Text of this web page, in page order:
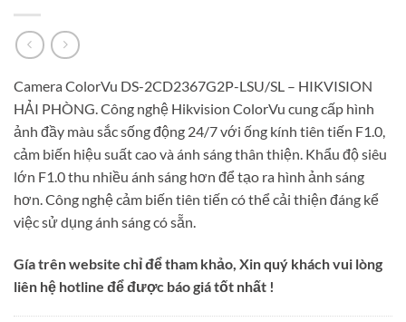
Camera ColorVu DS-2CD2367G2P-LSU/SL – HIKVISION
HẢI PHÒNG. Công nghệ Hikvision ColorVu cung cấp hình
ảnh đầy màu sắc sống động 24/7 với ống kính tiên tiến F1.0,
cảm biến hiệu suất cao và ánh sáng thân thiện. Khẩu độ siêu
lớn F1.0 thu nhiều ánh sáng hơn để tạo ra hình ảnh sáng
hơn. Công nghệ cảm biến tiên tiến có thể cải thiện đáng kể
việc sử dụng ánh sáng có sẵn.
Gía trên website chỉ để tham khảo, Xin quý khách vui lòng
liên hệ hotline để được báo giá tốt nhất !